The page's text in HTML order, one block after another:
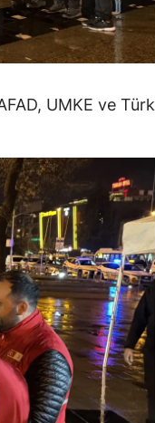
UMKE ve Türk